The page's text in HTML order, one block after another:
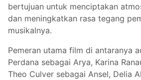
bertujuan untuk menciptakan
dan meningkatkan rasa tegang
musikalnya.
Pemeran utama film di antaranya
Perdana sebagai Arya, Karina
Theo Culver sebagai Ansel, Delia